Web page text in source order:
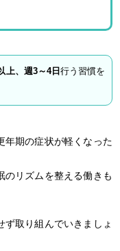
上、週3～4日行う習慣を
年期の症状が軽くなった
のリズムを整える働きも
ず取り組んでいきましょ